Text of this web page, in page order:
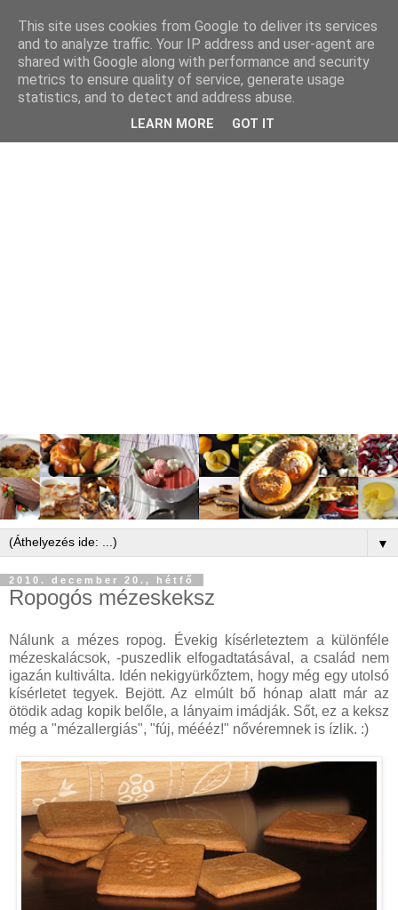
▼
2010. december 20., hétfő
Ropogós mézeskeksz
Nálunk a mézes ropog. Évekig kísérleteztem a különféle
mézeskalácsok, -puszedlik elfogadtatásával, a család nem
igazán kultiválta. Idén nekigyürkőztem, hogy még egy utolsó
kísérletet tegyek. Bejött. Az elmúlt bő hónap alatt már az
ötödik adag kopik belőle, a lányaim imádják. Sőt, ez a keksz
még a "mézallergiás", "fúj, méééz!" nővéremnek is ízlik. :)
This site uses cookies from Google to deliver its services
and to analyze traffic. Your IP address and user-agent are
shared with Google along with performance and security
metrics to ensure quality of service, generate usage
statistics, and to detect and address abuse.
LEARN MORE GOT IT